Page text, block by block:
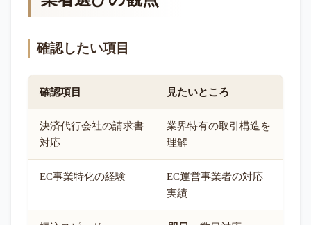
確認したい項目
確認項目 見たいところ
決済代行会社の請求書
対応
業界特有の取引構造を
理解
EC事業特化の経験
EC運営事業者の対応
実績